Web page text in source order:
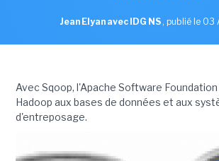
Jean Elyan avec IDG NS , publié le 03
Avec Sqoop, l'Apache Software
Hadoop aux bases de données et aux
d'entreposage.